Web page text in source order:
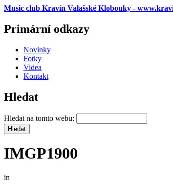
Music club Kravín Valašské Klobouky -
Primární odkazy
Novinky
Fotky
Videa
Kontakt
Hledat
Hledat na tomto webu:
IMGP1900
in